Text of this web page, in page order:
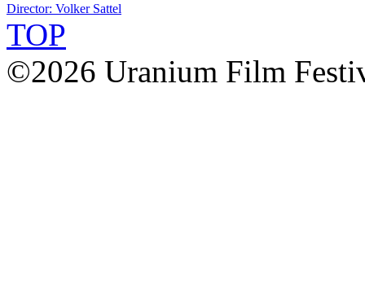
Director: Volker Sattel
TOP
©2026 Uranium Film